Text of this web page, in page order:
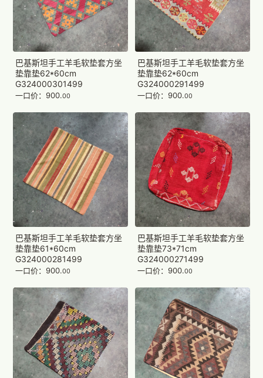
巴基斯坦手工羊毛软垫套方坐
垫靠垫62*60cm
G324000301499
一口价：900.00
巴基斯坦手工羊毛软垫套方坐
垫靠垫62*60cm
G324000291499
一口价：900.00
巴基斯坦手工羊毛软垫套方坐
垫靠垫61*60cm
G324000281499
一口价：900.00
巴基斯坦手工羊毛软垫套方坐
垫靠垫73*71cm
G324000271499
一口价：900.00